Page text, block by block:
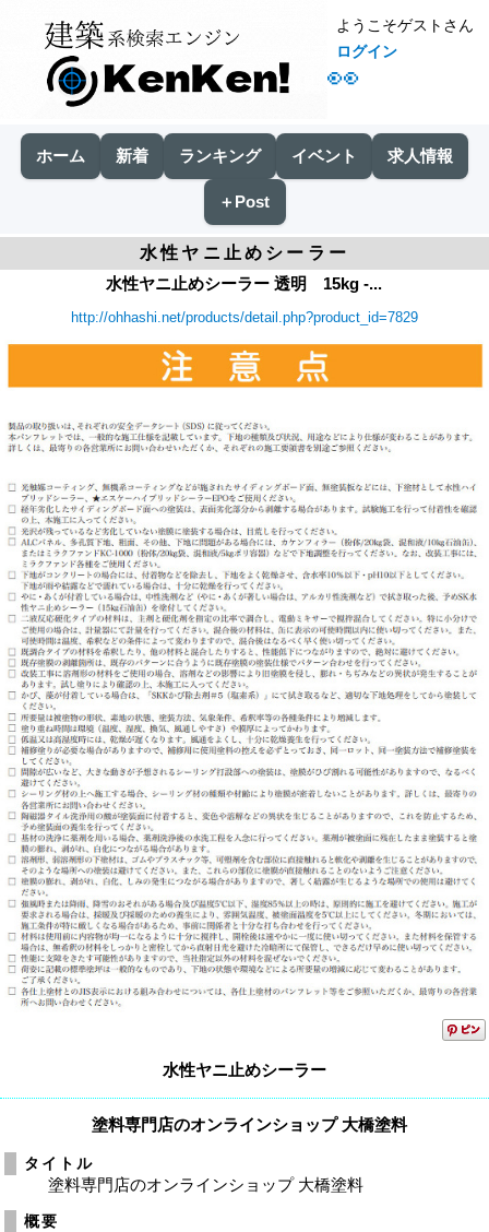
👀
ようこそゲストさん
ログイン
ホーム 新着 ランキング イベント 求人情報
＋Post
水性ヤニ止めシーラー
水性ヤニ止めシーラー 透明 15kg -...
http://ohhashi.net/products/detail.php?product_id=7829
水性ヤニ止めシーラー
塗料専門店のオンラインショップ 大橋塗料
タイトル
塗料専門店のオンラインショップ 大橋塗料
概要